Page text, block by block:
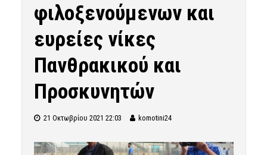
φιλοξενούμενων και
ευρείες νίκες
Πανθρακικού και
Προσκυνητών
21 Οκτωβρίου 2021 22:03 komotini24